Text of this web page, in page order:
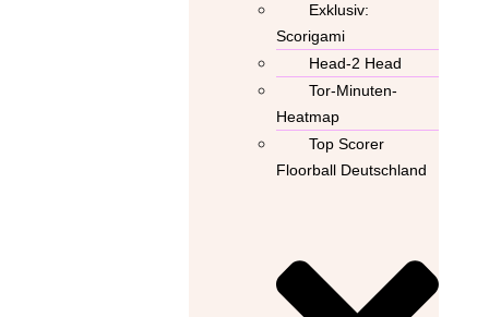
Exklusiv:
Scorigami
Head-2 Head
Tor-Minuten-
Heatmap
Top Scorer
Floorball Deutschland